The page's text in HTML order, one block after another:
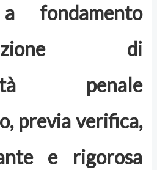
fondamento
di
penale
previa verifica,
e rigorosa